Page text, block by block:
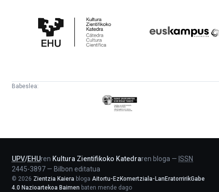
Zientifikoko
Katedra
Babeslea:
Eusko
Jaurlaritza
UPV/EHUren Kultura Zientifikoko Katedraren bloga — ISSN
2445-3897 — Bilbon editatua
© 2026 Zientzia Kaiera bloga Aitortu-EzKomertziala-LanEratorririkGabe
4.0 Nazioartekoa Baimen baten mende dago